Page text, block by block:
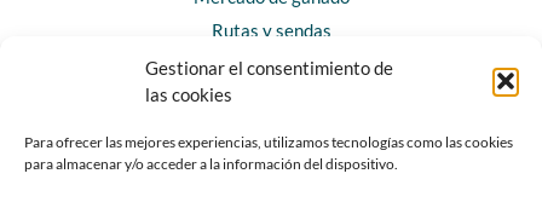
Gestionar el consentimiento de
las cookies
Para ofrecer las mejores experiencias, utilizamos tecnologías como las cookies
para almacenar y/o acceder a la información del dispositivo.
Rutas y sendas
Horarios y contacto
Teléfonos de interés